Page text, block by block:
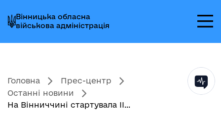
до
головного
меню
до
головного
вмісту
до
головного
колонтитула
Вінницька обласна
військова адміністрація
Головна
Прес-центр
Останні новини
На Вінниччині стартувала ІІ...